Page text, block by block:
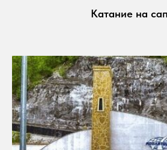
Катание на